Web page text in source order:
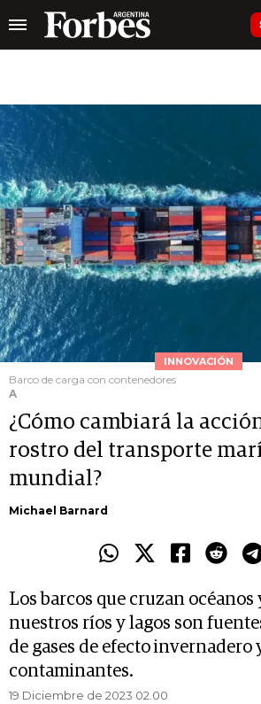
INNOVACIÓN
Barco de carga con contenedores
A
¿Cómo cambiará la
rostro del transporte
mundial?
Michael Barnard
Los barcos que cruzan
nuestros ríos y lagos son
de gases de efecto invernadero
contaminantes.
19 Diciembre de 2023 02.00